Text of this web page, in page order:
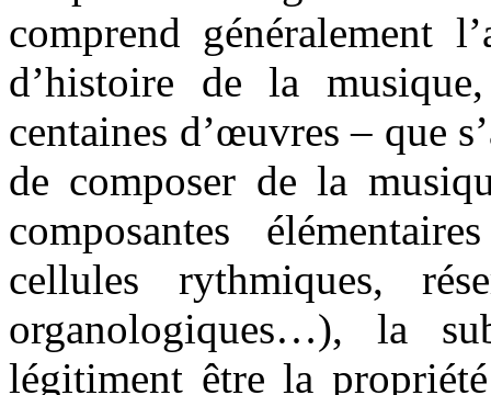
comprend généralement
d’histoire de la
centaines d’œuvres – que
de composer de la
composantes
cellules rythmiques,
organologiques…), la
légitiment être la